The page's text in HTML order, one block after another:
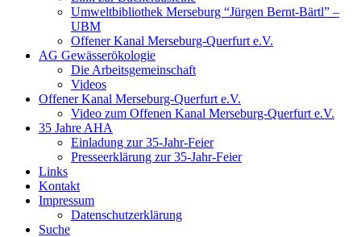
Umweltbibliothek Merseburg “Jürgen Bernt-Bärtl” –
UBM
Offener Kanal Merseburg-Querfurt e.V.
AG Gewässerökologie
Die Arbeitsgemeinschaft
Videos
Offener Kanal Merseburg-Querfurt e.V.
Video zum Offenen Kanal Merseburg-Querfurt e.V.
35 Jahre AHA
Einladung zur 35-Jahr-Feier
Presseerklärung zur 35-Jahr-Feier
Links
Kontakt
Impressum
Datenschutzerklärung
Suche